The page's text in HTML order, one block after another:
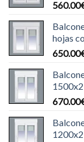
560.00
hojas
650.00
670.00